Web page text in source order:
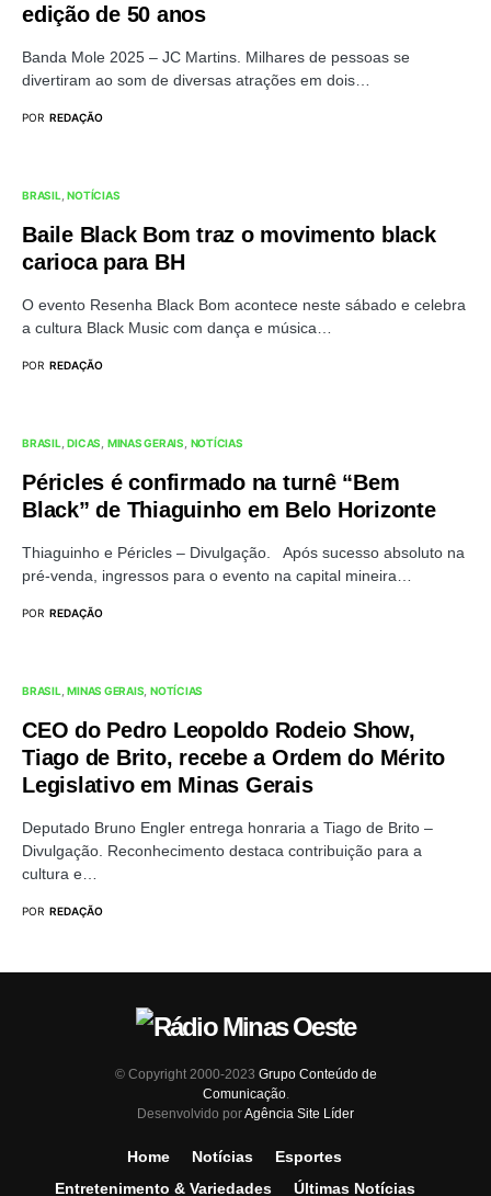
edição de 50 anos
Banda Mole 2025 – JC Martins. Milhares de pessoas se
divertiram ao som de diversas atrações em dois…
POR REDAÇÃO
BRASIL NOTÍCIAS
Baile Black Bom traz o movimento black
carioca para BH
O evento Resenha Black Bom acontece neste sábado e celebra
a cultura Black Music com dança e música…
POR REDAÇÃO
BRASIL DICAS MINAS GERAIS NOTÍCIAS
Péricles é confirmado na turnê “Bem
Black” de Thiaguinho em Belo Horizonte
Thiaguinho e Péricles – Divulgação. Após sucesso absoluto na
pré-venda, ingressos para o evento na capital mineira…
POR REDAÇÃO
BRASIL MINAS GERAIS NOTÍCIAS
CEO do Pedro Leopoldo Rodeio Show,
Tiago de Brito, recebe a Ordem do Mérito
Legislativo em Minas Gerais
Deputado Bruno Engler entrega honraria a Tiago de Brito –
Divulgação. Reconhecimento destaca contribuição para a
cultura e…
POR REDAÇÃO
© Copyright 2000-2023 Grupo Conteúdo de
Comunicação.
Desenvolvido porAgência Site Líder
Home Notícias
Esportes
Entretenimento & Variedades
Últimas Notícias